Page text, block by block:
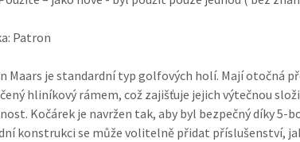
Patron
Maars je standardní typ golfových holí. Mají otočná
hliníkový rámem, což zajišťuje jejich výtečnou
Kočárek je navržen tak, aby byl bezpečný díky 5-
konstrukci se může volitelně přidat příslušenství,